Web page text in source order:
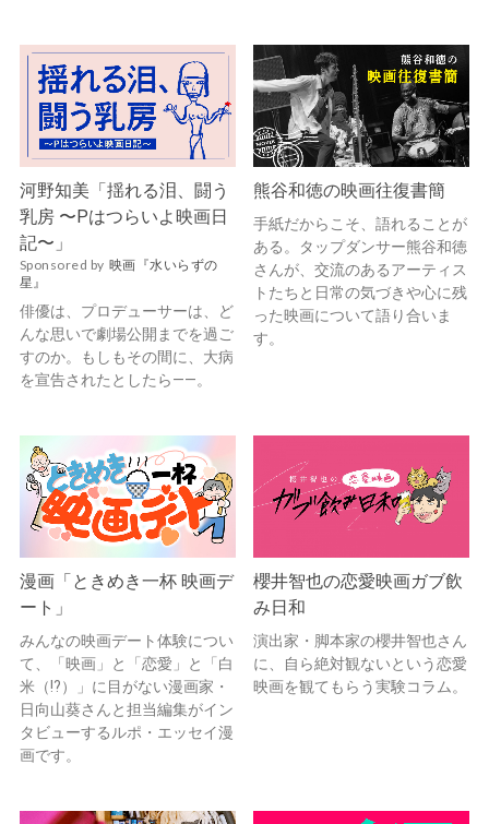
河野知美「揺れる泪、闘う
乳房 〜Pはつらいよ映画日
記〜」
Sponsored by 映画『水いらずの
星』
俳優は、プロデューサーは、ど
んな思いで劇場公開までを過ご
すのか。もしもその間に、大病
を宣告されたとしたら——。
熊谷和徳の映画往復書簡
手紙だからこそ、語れることが
ある。タップダンサー熊谷和徳
さんが、交流のあるアーティス
トたちと日常の気づきや心に残
った映画について語り合いま
す。
漫画「ときめき一杯 映画デ
ート」
みんなの映画デート体験につい
て、「映画」と「恋愛」と「白
米（!?）」に目がない漫画家・
日向山葵さんと担当編集がイン
タビューするルポ・エッセイ漫
画です。
櫻井智也の恋愛映画ガブ飲
み日和
演出家・脚本家の櫻井智也さん
に、自ら絶対観ないという恋愛
映画を観てもらう実験コラム。